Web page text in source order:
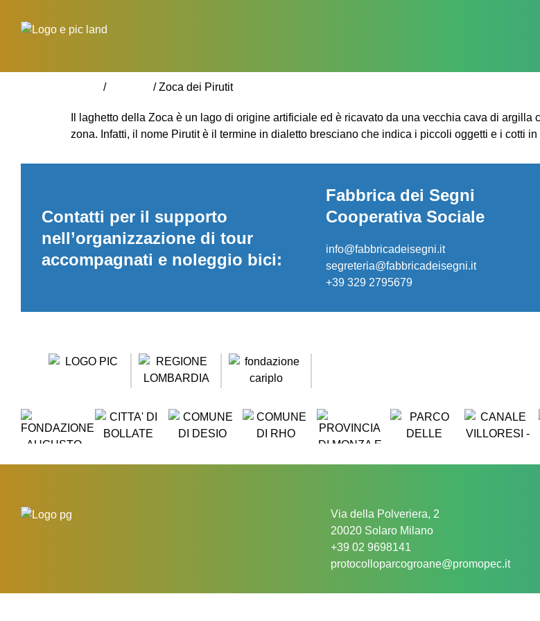
/ /Zoca dei Pirutit
Il laghetto della Zoca è un lago di origine artificiale ed è ricavato da una vecchia cava di
zona. Infatti, il nome Pirutit è il termine in dialetto bresciano che indica i piccoli oggetti e i cotti
Contatti per il supporto
nell’organizzazione di tour
accompagnati e noleggio bici:
Fabbrica dei Segni
Cooperativa Sociale
info@fabbricadeisegni.it
segreteria@fabbricadeisegni.it
+39 329 2795679
Via della Polveriera, 2
20020 Solaro Milano
+39 02 9698141
protocolloparcogroane@promopec.it